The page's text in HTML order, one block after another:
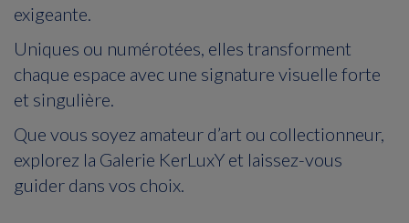
exigeante.
Uniques ou numérotées, elles transforment
chaque espace avec une signature visuelle forte
et singulière.
Que vous soyez amateur d’art ou collectionneur,
explorez la Galerie KerLuxY et laissez-vous
guider dans vos choix.